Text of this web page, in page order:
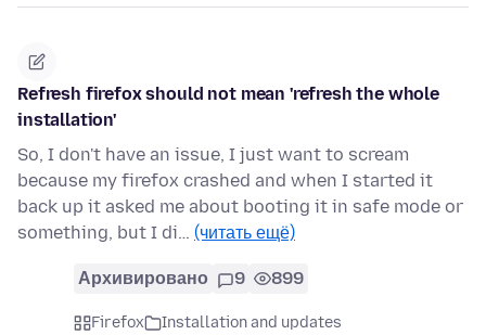
Refresh firefox should not mean 'refresh the whole
installation'
So, I don't have an issue, I just want to scream
because my firefox crashed and when I started it
back up it asked me about booting it in safe mode or
something, but I di… (читать ещё)
Архивировано 9 899
Firefox
Installation and updates